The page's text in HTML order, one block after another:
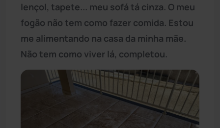
lençol, tapete... meu sofá tá cinza. O meu
fogão não tem como fazer comida. Estou
me alimentando na casa da minha mãe.
Não tem como viver lá, completou.